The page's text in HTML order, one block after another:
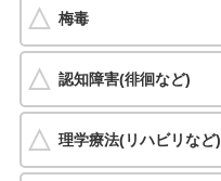
梅毒
認知障害(徘徊など)
理学療法(リハビリなど)